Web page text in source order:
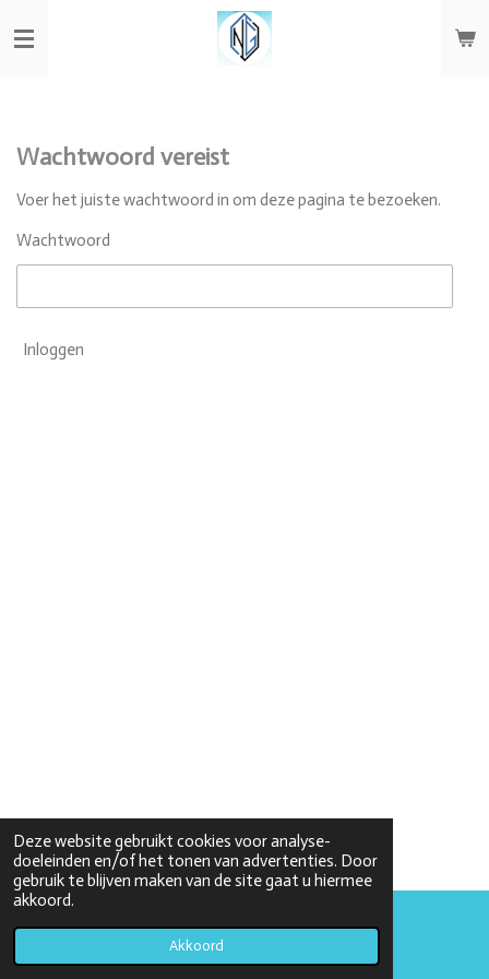
Deze website gebruikt cookies voor analyse-
doeleinden en/of het tonen van advertenties. Door
gebruik te blijven maken van de site gaat u hiermee
akkoord.
Akkoord
direct
Wachtwoord vereist
Voer het juiste wachtwoord in om deze pagina te bezoeken.
Wachtwoord
Inloggen
© est. 2018-2025 NewGeek